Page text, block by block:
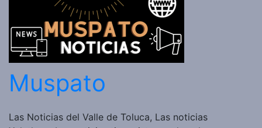
Muspato
Las Noticias del Valle de Toluca, Las noticias